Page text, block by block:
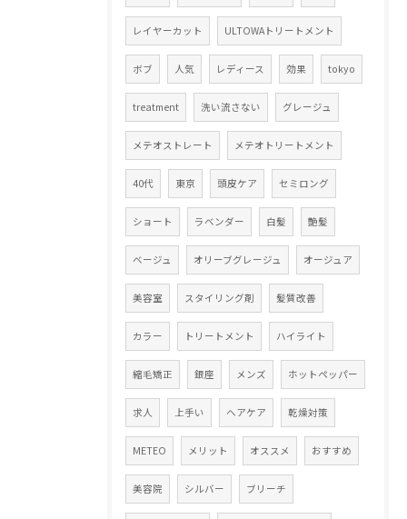
レイヤーカット ULTOWAトリートメント
ボブ 人気 レディース 効果 tokyo
treatment 洗い流さない グレージュ
メテオストレート メテオトリートメント
40代 東京 頭皮ケア セミロング
ショート ラベンダー 白髪 艶髪
ベージュ オリーブグレージュ オージュア
美容室 スタイリング剤 髪質改善
カラー トリートメント ハイライト
縮毛矯正 銀座 メンズ ホットペッパー
求人 上手い ヘアケア 乾燥対策
METEO メリット オススメ おすすめ
美容院 シルバー ブリーチ